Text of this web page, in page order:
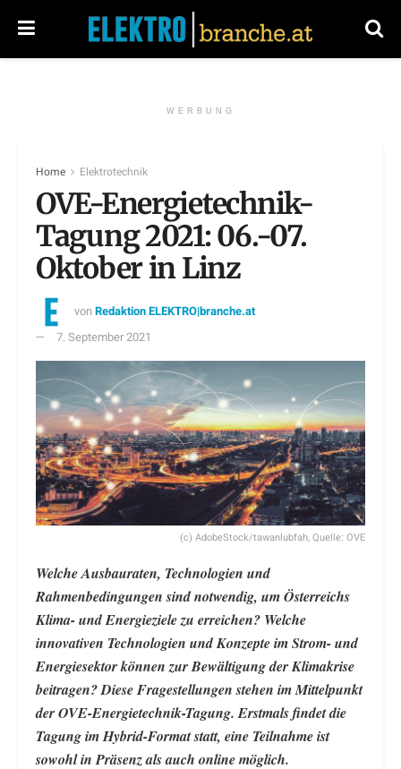
WERBUNG
Home Elektrotechnik
OVE-Energietechnik-
Tagung 2021: 06.-07.
Oktober in Linz
vonRedaktion ELEKTRO|branche.at
7. September 2021
(c) AdobeStock/tawanlubfah, Quelle: OVE
Welche Ausbauraten, Technologien und
Rahmenbedingungen sind notwendig, um Österreichs
Klima- und Energieziele zu erreichen? Welche
innovativen Technologien und Konzepte im Strom- und
Energiesektor können zur Bewältigung der Klimakrise
beitragen? Diese Fragestellungen stehen im Mittelpunkt
der OVE-Energietechnik-Tagung. Erstmals findet die
Tagung im Hybrid-Format statt, eine Teilnahme ist
sowohl in Präsenz als auch online möglich.